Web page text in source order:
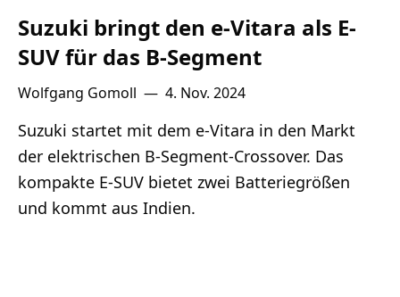
Suzuki bringt den e-Vitara als E-
SUV für das B-Segment
Wolfgang Gomoll — 4. Nov. 2024
Suzuki startet mit dem e-Vitara in den Markt
der elektrischen B-Segment-Crossover. Das
kompakte E-SUV bietet zwei Batteriegrößen
und kommt aus Indien.